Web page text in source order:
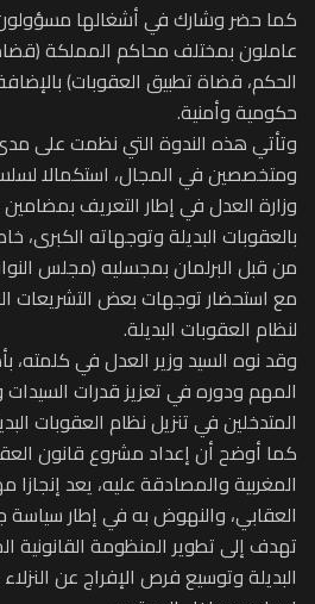
كما حضر وشارك في أشغالها
عاملون بمختلف محاكم المملكة (قضاة
الحكم، قضاة تطبيق العقوبات)
حكومية وأمنية.
وتأتي هذه الندوة التي نظمت على
ومتخصصين في المجال، استكمالا
وزارة العدل في إطار التعريف
بالعقوبات البديلة وتوجهاته الكبرى،
من قبل البرلمان بمجسليه (مجلس
مع استحضار توجهات بعض التشريعات
لنظام العقوبات البديلة.
وقد نوه السيد وزير العدل في كلمته،
المهم ودوره في تعزيز قدرات
المتدخلين في تنزيل نظام العقوبات
كما أوضح أن إعداد مشروع قانون
المغربية والمصادقة عليه، يعد
العقابي، والنهوض به في إطار سياسة
تهدف إلى تطوير المنظومة القانونية
البديلة وتوسيع فرص الإفراج عن